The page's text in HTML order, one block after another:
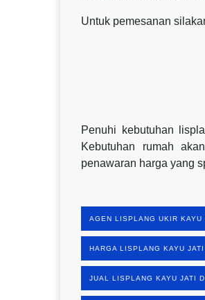
Untuk pemesanan
Penuhi kebutuhan
Kebutuhan rumah
penawaran harga yang
AGEN LISPLANG UKIR KAYU
HARGA LISPLANG KAYU
JUAL LISPLANG KAYU JATI